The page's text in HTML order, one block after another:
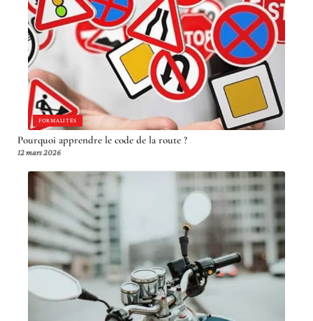
FORMALITÉS
Pourquoi apprendre le code de la route ?
12 mars 2026